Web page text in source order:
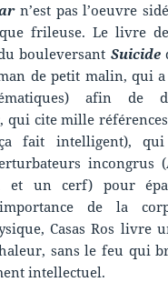
n’est pas l’oeuvre
frileuse. Le livre de
bouleversant Suicide
de petit malin, qui
afin de
qui cite mille
fait intelligent),
incongrus
et un cerf) pour
de la
Casas Ros livre
sans le feu qui
intellectuel.